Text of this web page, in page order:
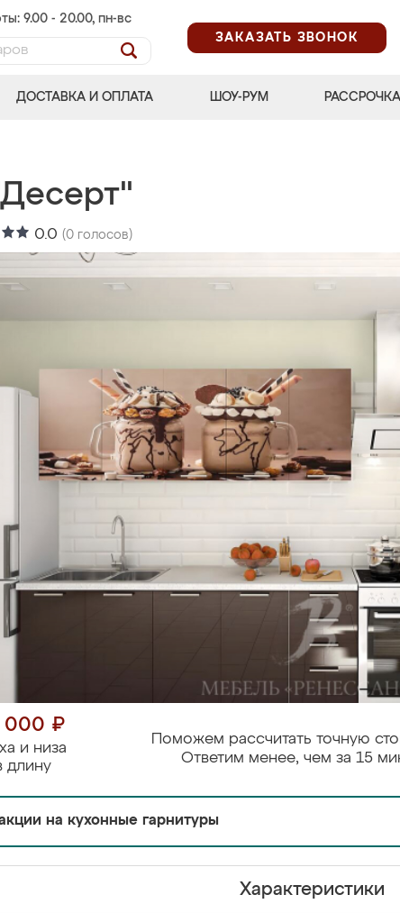
9.00 - 20.00, пн-вс
ЗАКАЗАТЬ ЗВОНОК
ДОСТАВКА И ОПЛАТА ШОУ-РУМ РАССРОЧКА
0.0 (0 голосов)
000 ₽
и низа
длину
Поможем рассчитать точную
Ответим менее, чем за 15
на кухонные гарнитуры
Характеристики